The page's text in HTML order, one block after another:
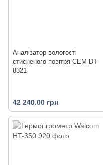
Аналізатор вологості
стисненого повітря CEM DT-
8321
42 240.00 грн